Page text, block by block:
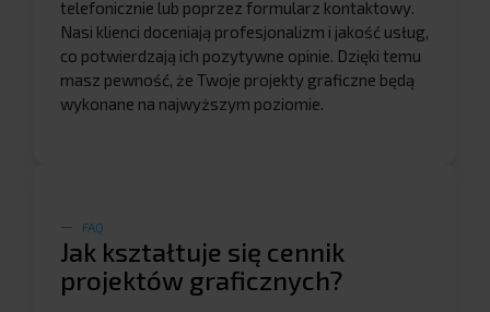
telefonicznie lub poprzez formularz kontaktowy.
Nasi klienci doceniają profesjonalizm i jakość usług,
co potwierdzają ich pozytywne opinie. Dzięki temu
masz pewność, że Twoje projekty graficzne będą
wykonane na najwyższym poziomie.
FAQ
Jak kształtuje się cennik
projektów graficznych?